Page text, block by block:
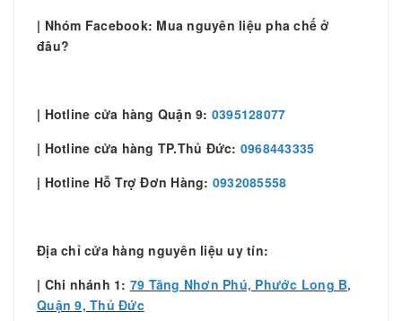
| Nhóm Facebook: Mua nguyên liệu pha chế ở
đâu?
| Hotline cửa hàng Quận 9: 0395128077
| Hotline cửa hàng TP.Thủ Đức: 0968443335
| Hotline Hỗ Trợ Đơn Hàng: 0932085558
Địa chỉ cửa hàng nguyên liệu uy tín:
| Chi nhánh 1: 79 Tăng Nhơn Phú, Phước Long B,
Quận 9, Thủ Đức